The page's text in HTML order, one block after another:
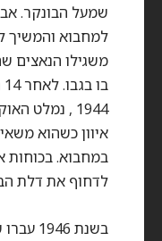
שמעל הבונקר.
למחבוא והמשיך
משגילו הנאצים
1944 , נמלט
איוון כשהוא
במחבוא. בכוחות
לדחוף את דלת
בשנת